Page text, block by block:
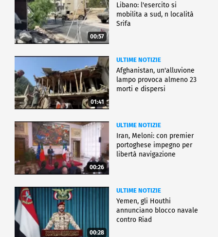
00:57
Libano: l'esercito si
mobilita a sud, n località
Srifa
01:41
ULTIME NOTIZIE
Afghanistan, un'alluvione
lampo provoca almeno 23
morti e dispersi
00:26
ULTIME NOTIZIE
Iran, Meloni: con premier
portoghese impegno per
libertà navigazione
00:28
ULTIME NOTIZIE
Yemen, gli Houthi
annunciano blocco navale
contro Riad